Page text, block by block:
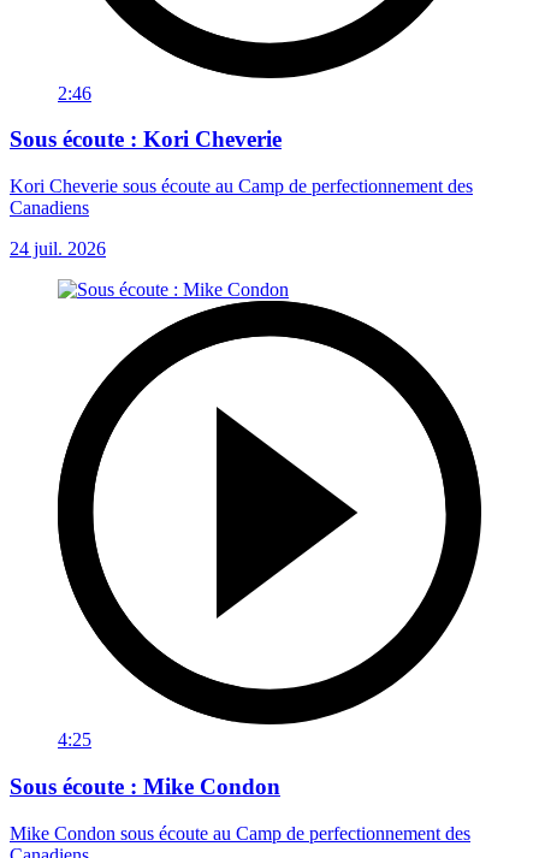
2:46
Sous écoute : Kori Cheverie
Kori Cheverie sous écoute au Camp de perfectionnement des
Canadiens
24 juil. 2026
4:25
Sous écoute : Mike Condon
Mike Condon sous écoute au Camp de perfectionnement des